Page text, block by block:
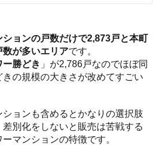
ションの戸数だけで2,873戸と本町
が多いエリアです。
勝どき 」が2,786戸なのでほぼ同
の規模の大きさが改めてすごい
ョンも含めるとかなりの選択肢
別化をしないと販売は苦戦する
マンションの特徴です。